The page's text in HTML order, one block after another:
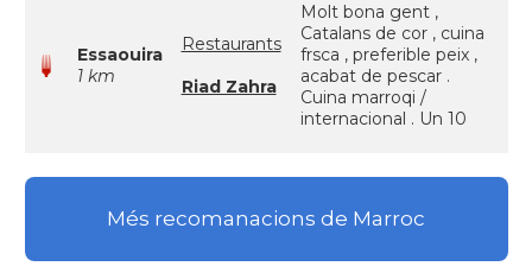
Essaouira
1 km
Restaurants
Riad Zahra
Molt bona gent ,
Catalans de cor , cuina
frsca , preferible peix ,
acabat de pescar .
Cuina marroqi /
internacional . Un 10
Més recomanacions de Marroc